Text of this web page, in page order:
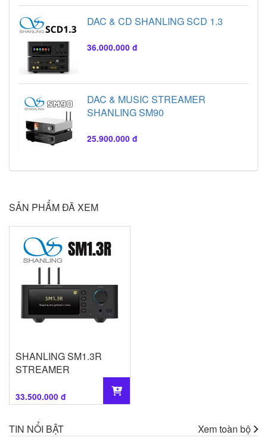
DAC & CD SHANLING SCD 1.3
36.000.000 đ
DAC & MUSIC STREAMER
SHANLING SM90
25.900.000 đ
SẢN PHẨM ĐÃ XEM
SHANLING SM1.3R
STREAMER
33.500.000 đ
TIN NỔI BẬT Xem toàn bộ